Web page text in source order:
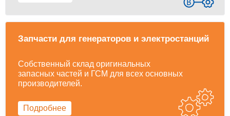
Запчасти для генераторов и электростанций
Собственный склад оригинальных
запасных частей и ГСМ для всех основных
производителей.
Подробнее